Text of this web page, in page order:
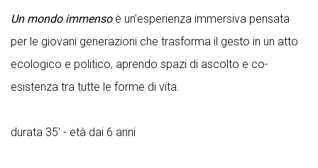
Un mondo immensoè un’esperienza immersiva pensata
per le giovani generazioni che trasforma il gesto in un atto
ecologico e politico, aprendo spazi di ascolto e co-
esistenza tra tutte le forme di vita.
durata 35' - età dai 6 anni